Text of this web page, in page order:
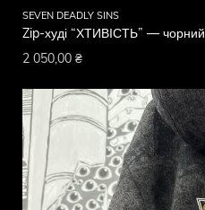
SEVEN DEADLY SINS
Zip-худі “ХТИВІСТЬ” — чорний
2 050,00 ₴